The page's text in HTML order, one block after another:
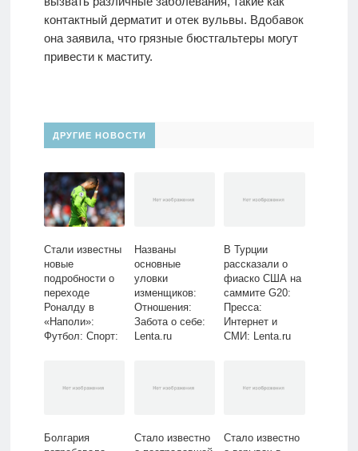
контактный дерматит и отек вульвы. Вдобавок
она заявила, что грязные бюстгальтеры могут
привести к маститу.
ДРУГИЕ НОВОСТИ
Стали известны
новые
подробности о
переходе
Роналду в
«Наполи»:
Футбол: Спорт:
Названы
основные
уловки
изменщиков:
Отношения:
Забота о себе:
Lenta.ru
В Турции
рассказали о
фиаско США на
саммите G20:
Пресса:
Интернет и
СМИ: Lenta.ru
Болгария
Стало известно
Стало известно